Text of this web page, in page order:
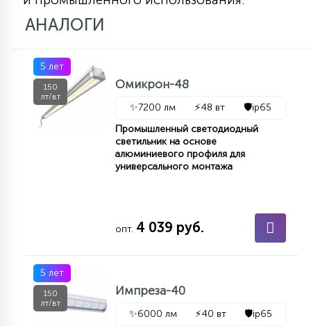
АНАЛОГИ
5 лет
150
лт/вт
Омикрон-48
✨7200 лм ⚡48 вт 🛡️ip65
Промышленный светодиодный
светильник на основе
алюминиевого профиля для
универсального монтажа
опт. 4 039 руб.
5 лет
150
лт/вт
Импреза-40
✨6000 лм ⚡40 вт 🛡️ip65